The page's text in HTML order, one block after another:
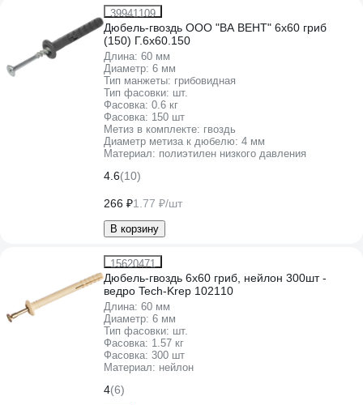
39941109
Дюбель-гвоздь ООО "ВА ВЕНТ" 6х60 гриб
(150) Г.6x60.150
Длина: 60 мм
Диаметр: 6 мм
Тип манжеты: грибовидная
Тип фасовки: шт.
Фасовка: 0.6 кг
Фасовка: 150 шт
Метиз в комплекте: гвоздь
Диаметр метиза к дюбелю: 4 мм
Материал: полиэтилен низкого давления
4.6(10)
266 ₽1.77 ₽/шт
В корзину
15620471
Дюбель-гвоздь 6х60 гриб, нейлон 300шт -
ведро Tech-Krep 102110
Длина: 60 мм
Диаметр: 6 мм
Тип фасовки: шт.
Фасовка: 1.57 кг
Фасовка: 300 шт
Материал: нейлон
4(6)